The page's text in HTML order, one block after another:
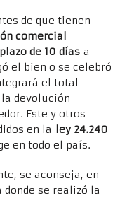
de que tienen
comercial
de 10 días a
el bien o se celebró
el total
devolución
Este y otros
en la ley 24.240
en todo el país.
se aconseja, en
se realizó la